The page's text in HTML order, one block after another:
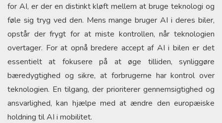
for AI, er der en distinkt kløft mellem at bruge teknologi og
føle sig tryg ved den. Mens mange bruger AI i deres biler,
opstår der frygt for at miste kontrollen, når teknologien
overtager. For at opnå bredere accept af AI i bilen er det
essentielt at fokusere på at øge tilliden, synliggøre
bæredygtighed og sikre, at forbrugerne har kontrol over
teknologien. En tilgang, der prioriterer gennemsigtighed og
ansvarlighed, kan hjælpe med at ændre den europæiske
holdning til AI i mobilitet.